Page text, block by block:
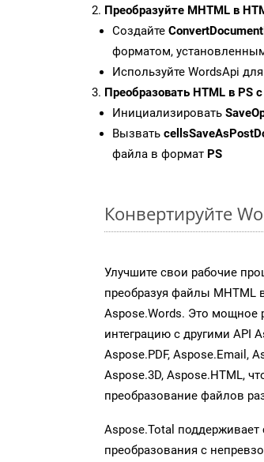
Преобразуйте MHTML в
Создайте
форматом,
Используйте WordsApi
Преобразовать HTML в PS
Инициализировать
Вызвать
файла в формат PS
Конвертируйте
Улучшите свои рабочие
преобразуя файлы
Aspose.Words. Это мощное
интеграцию с другими API
Aspose.PDF, Aspose.Email,
Aspose.3D, Aspose.HTML,
преобразование файлов
Aspose.Total
преобразования с